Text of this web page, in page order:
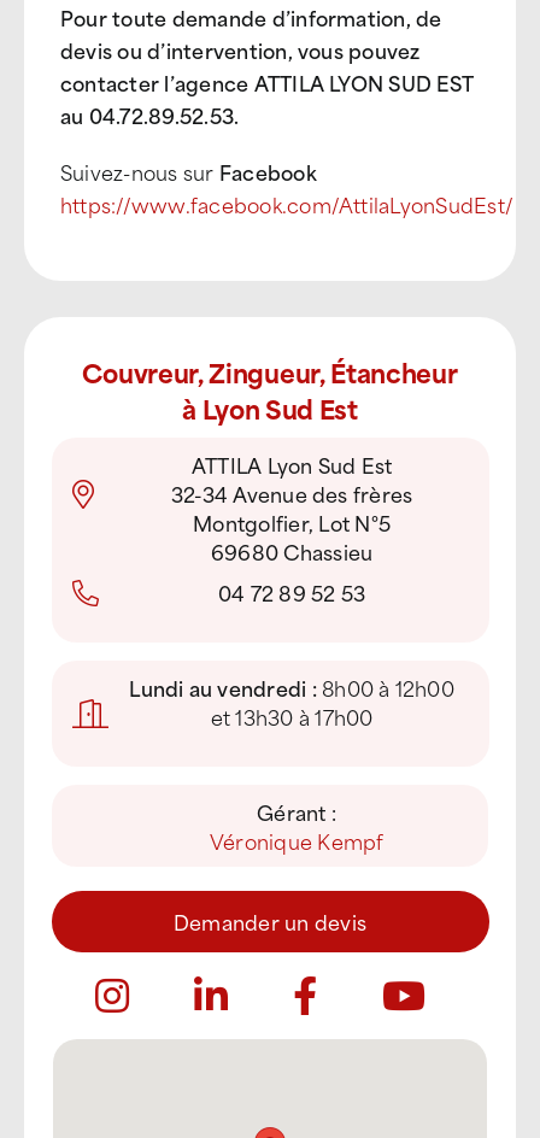
Pour toute demande d’information, de
devis ou d’intervention, vous pouvez
contacter l’agence ATTILA LYON SUD EST
au 04.72.89.52.53.
Suivez-nous sur Facebook
https://www.facebook.com/AttilaLyonSudEst/
Couvreur, Zingueur, Étancheur
à Lyon Sud Est
ATTILA Lyon Sud Est
32-34 Avenue des frères
Montgolfier, Lot N°5
69680 Chassieu
04 72 89 52 53
Lundi au vendredi :8h00 à 12h00
et 13h30 à 17h00
Gérant :
Véronique Kempf
Demander un devis